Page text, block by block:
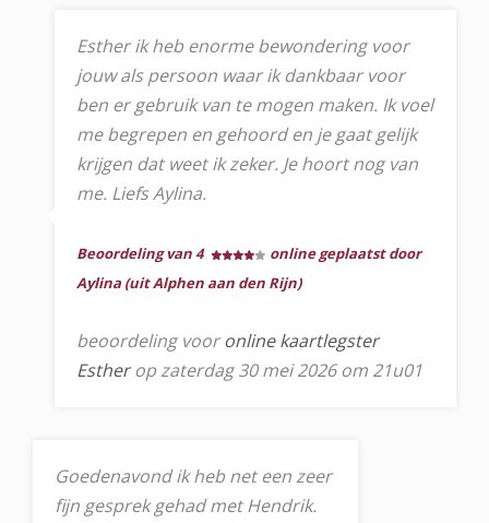
Esther ik heb enorme bewondering voor
jouw als persoon waar ik dankbaar voor
ben er gebruik van te mogen maken. Ik voel
me begrepen en gehoord en je gaat gelijk
krijgen dat weet ik zeker. Je hoort nog van
me. Liefs Aylina.
Beoordeling van 4
online geplaatst door
Aylina (uit Alphen aan den Rijn)
beoordeling vooronline kaartlegster
Estherop zaterdag 30 mei 2026 om 21u01
Goedenavond ik heb net een zeer
fijn gesprek gehad met Hendrik.